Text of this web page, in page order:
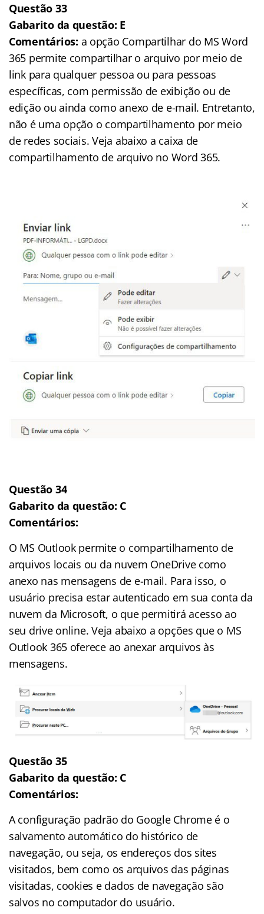
Questão 33
Gabarito da questão: E
Comentários: a opção Compartilhar do MS Word
365 permite compartilhar o arquivo por meio de
link para qualquer pessoa ou para pessoas
específicas, com permissão de exibição ou de
edição ou ainda como anexo de e-mail. Entretanto,
não é uma opção o compartilhamento por meio
de redes sociais. Veja abaixo a caixa de
compartilhamento de arquivo no Word 365.
Questão 34
Gabarito da questão: C
Comentários:
O MS Outlook permite o compartilhamento de
arquivos locais ou da nuvem OneDrive como
anexo nas mensagens de e-mail. Para isso, o
usuário precisa estar autenticado em sua conta da
nuvem da Microsoft, o que permitirá acesso ao
seu drive online. Veja abaixo a opções que o MS
Outlook 365 oferece ao anexar arquivos às
mensagens.
Questão 35
Gabarito da questão: C
Comentários:
A configuração padrão do Google Chrome é o
salvamento automático do histórico de
navegação, ou seja, os endereços dos sites
visitados, bem como os arquivos das páginas
visitadas, cookies e dados de navegação são
salvos no computador do usuário.